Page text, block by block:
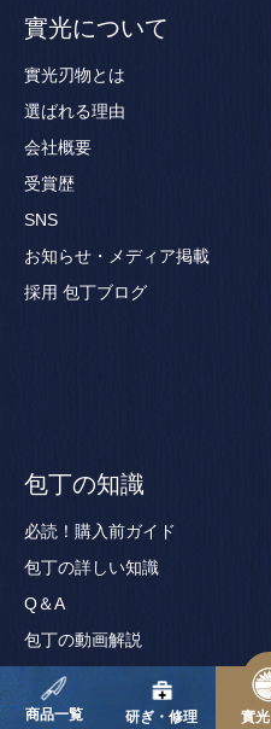
實光について
實光刃物とは
選ばれる理由
会社概要
受賞歴
SNS
お知らせ・メディア掲載
採用 包丁ブログ
包丁の知識
必読！購入前ガイド
包丁の詳しい知識
Q＆A
包丁の動画解説
包丁用語集
商品一覧 研ぎ・修理 實